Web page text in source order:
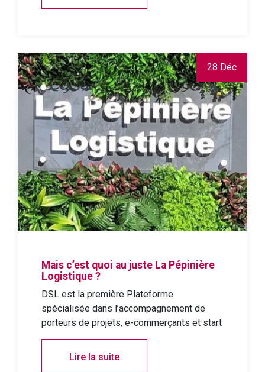
28 Déc
Mais c’est quoi au juste La Pépinière
Logistique ?
DSL est la première Plateforme
spécialisée dans l’accompagnement de
porteurs de projets, e-commerçants et start
Lire la suite